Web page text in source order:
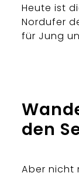
Heute ist
Nordufer
für Jung
den
Aber nicht